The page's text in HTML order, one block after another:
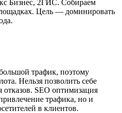
Бизнес, 2ГИС. Собираем
Цель — доминировать
трафик, поэтому
Нельзя позволить себе
отказов. SEO оптимизация
трафика, но и
в клиентов.